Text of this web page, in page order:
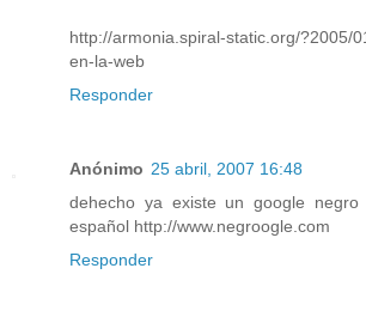
http://armonia.spiral-static.org/?2005/
en-la-web
Responder
Anónimo 25 abril, 2007 16:48
dehecho ya existe un google negro
español http://www.negroogle.com
Responder